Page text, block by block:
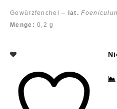
Gewürzfenchel – lat.
Menge: 0,2 g